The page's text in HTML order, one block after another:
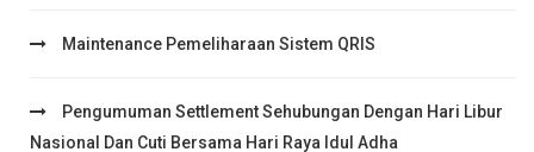
Maintenance Pemeliharaan Sistem QRIS
Pengumuman Settlement Sehubungan Dengan Hari Libur
Nasional Dan Cuti Bersama Hari Raya Idul Adha